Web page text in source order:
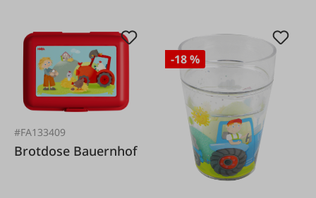
#FA133409
Brotdose Bauernhof
-18 %